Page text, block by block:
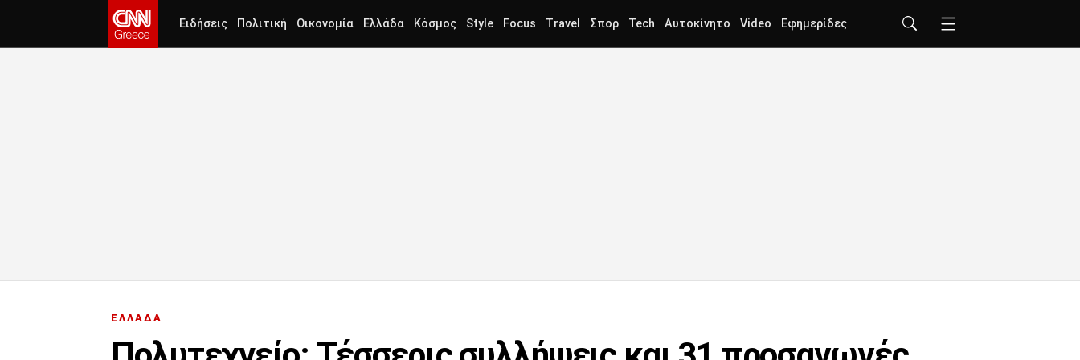
Ειδήσεις Πολιτική Οικονομία Ελλάδα Κόσμος Style Focus Travel Σπορ Tech Αυτοκίνητο Video Εφημερίδες
ΕΛΛΑΔΑ